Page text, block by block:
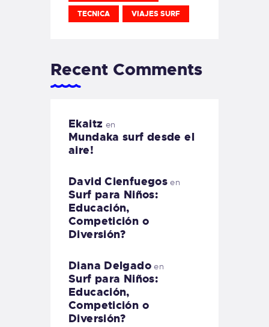
TECNICA VIAJES SURF
Recent Comments
Ekaitz en
Mundaka surf desde el
aire!
David Cienfuegos en
Surf para Niños:
Educación,
Competición o
Diversión?
Diana Delgadoen
Surf para Niños:
Educación,
Competición o
Diversión?